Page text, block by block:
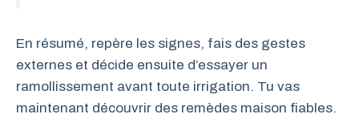
En résumé, repère les signes, fais des gestes
externes et décide ensuite d’essayer un
ramollissement avant toute irrigation. Tu vas
maintenant découvrir des remèdes maison fiables.